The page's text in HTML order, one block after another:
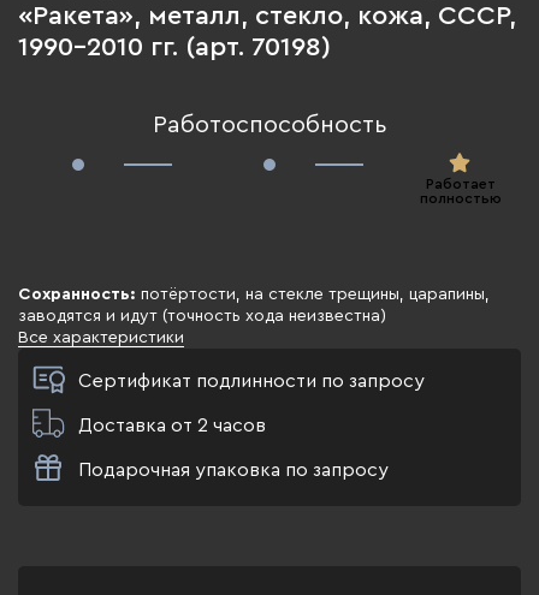
«Ракета», металл, стекло, кожа, СССР,
1990-2010 гг. (арт. 70198)
Работоспособность
Работает
полностью
Сохранность: потёртости, на стекле трещины, царапины,
заводятся и идут (точность хода неизвестна)
Все характеристики
Сертификат подлинности по запросу
Доставка от 2 часов
Подарочная упаковка по запросу